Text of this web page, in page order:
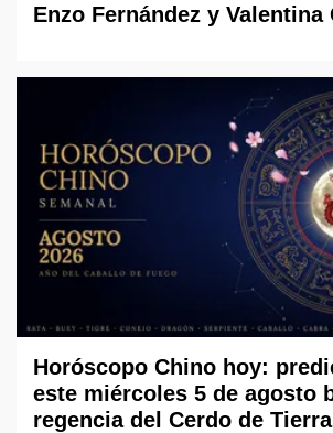
Enzo Fernández y Valentina
Horóscopo Chino hoy:
este miércoles 5 de agosto
regencia del Cerdo de Tierra